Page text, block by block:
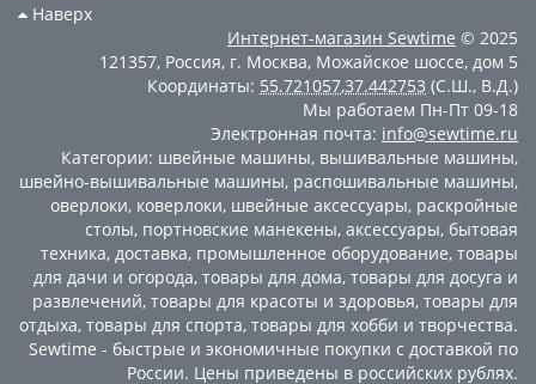
Наверх
Интернет-магазин Sewtime © 2025
121357, Россия, г. Москва, Можайское шоссе, дом 5
Координаты: 55.721057,37.442753 (С.Ш., В.Д.)
Мы работаем Пн-Пт 09-18
Электронная почта: info@sewtime.ru
Категории: швейные машины, вышивальные машины,
швейно-вышивальные машины, распошивальные машины,
оверлоки, коверлоки, швейные аксессуары, раскройные
столы, портновские манекены, аксессуары, бытовая
техника, доставка, промышленное оборудование, товары
для дачи и огорода, товары для дома, товары для досуга и
развлечений, товары для красоты и здоровья, товары для
отдыха, товары для спорта, товары для хобби и творчества.
Sewtime - быстрые и экономичные покупки с доставкой по
России. Цены приведены в российских рублях.